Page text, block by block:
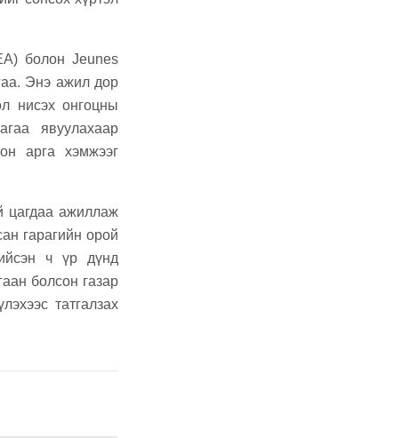
болон Jeunes
Энэ ажил дор
нисэх онгоцны
явуулахаар
арга хэмжээг
цагдаа ажиллаж
гарагийн орой
ч үр дүнд
болсон газар
татгалзах